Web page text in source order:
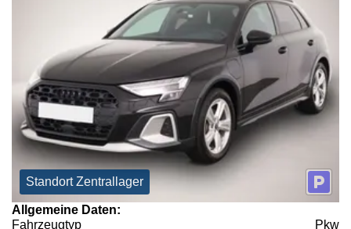
Standort Zentrallager
Allgemeine Daten:
Fahrzeugtyp
Pkw